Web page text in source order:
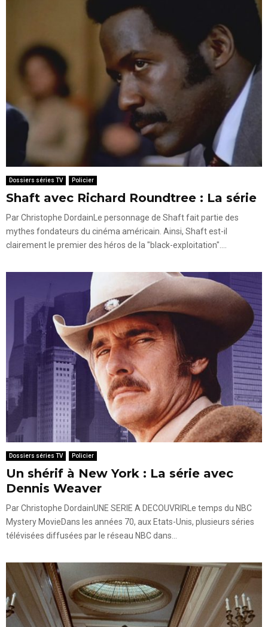
Dossiers séries TV Policier
Shaft avec Richard Roundtree : La série
Par Christophe DordainLe personnage de Shaft fait partie des
mythes fondateurs du cinéma américain. Ainsi, Shaft est-il
clairement le premier des héros de la "black-exploitation"....
Dossiers séries TV Policier
Un shérif à New York : La série avec
Dennis Weaver
Par Christophe DordainUNE SERIE A DECOUVRIRLe temps du NBC
Mystery MovieDans les années 70, aux Etats-Unis, plusieurs séries
télévisées diffusées par le réseau NBC dans...